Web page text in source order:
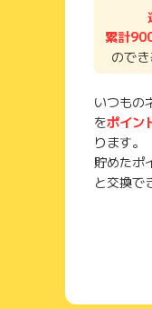
累計
ので
いつもの
をポイン
ります。
貯めたポ
と交換で